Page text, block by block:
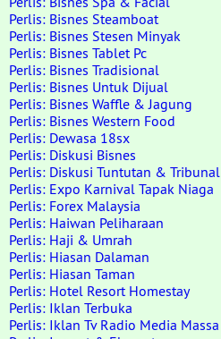
Perlis: Bisnes Steamboat
Perlis: Bisnes Stesen Minyak
Perlis: Bisnes Tablet Pc
Perlis: Bisnes Tradisional
Perlis: Bisnes Untuk Dijual
Perlis: Bisnes Waffle & Jagung
Perlis: Bisnes Western Food
Perlis: Dewasa 18sx
Perlis: Diskusi Bisnes
Perlis: Diskusi Tuntutan & Tribunal
Perlis: Expo Karnival Tapak Niaga
Perlis: Forex Malaysia
Perlis: Haiwan Peliharaan
Perlis: Haji & Umrah
Perlis: Hiasan Dalaman
Perlis: Hiasan Taman
Perlis: Hotel Resort Homestay
Perlis: Iklan Terbuka
Perlis: Iklan Tv Radio Media Massa